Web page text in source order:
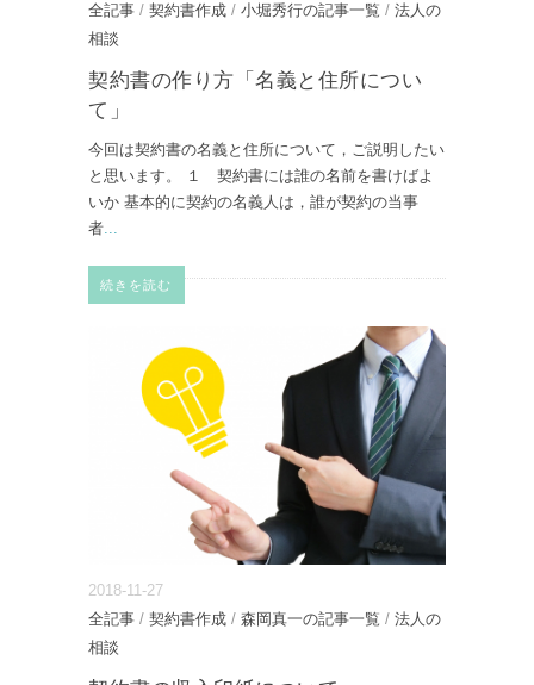
全記事 / 契約書作成 / 小堀秀行の記事一覧 / 法人の
相談
契約書の作り方「名義と住所につい
て」
今回は契約書の名義と住所について，ご説明したい
と思います。 １ 契約書には誰の名前を書けばよ
いか 基本的に契約の名義人は，誰が契約の当事
者...
続きを読む
2018-11-27
全記事 / 契約書作成 / 森岡真一の記事一覧 / 法人の
相談